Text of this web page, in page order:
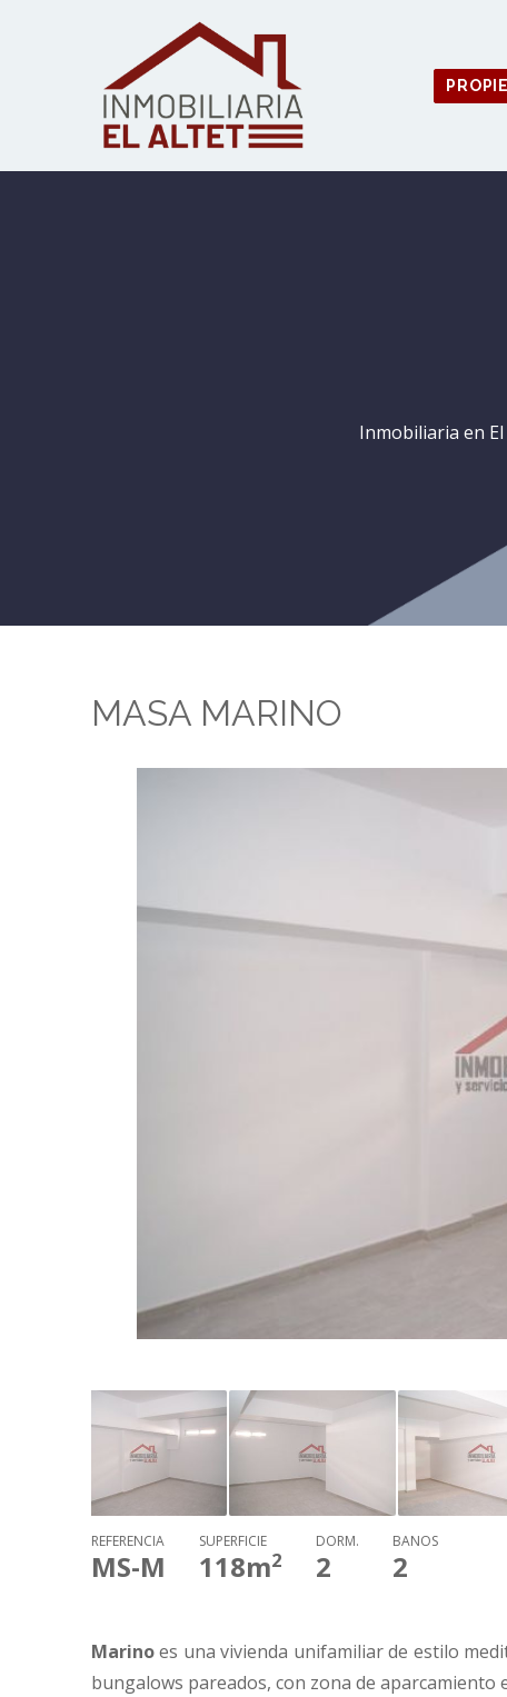
Inmobiliaria en
MASA MARINO
REFERENCIA
MS-M
SUPERFICIE
118m2
DORM.
2
BAÑOS
2
Marinoes una vivienda unifamiliar de estilo
bungalows pareados, con zona de